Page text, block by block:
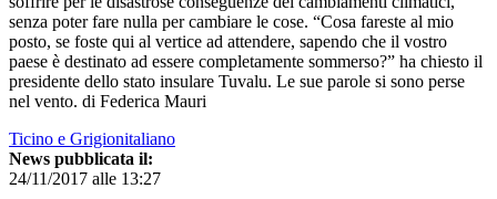
senza poter fare nulla per cambiare le cose. “Cosa fareste al mio
posto, se foste qui al vertice ad attendere, sapendo che il vostro
paese è destinato ad essere completamente sommerso?” ha chiesto il
presidente dello stato insulare Tuvalu. Le sue parole si sono perse
nel vento. di Federica Mauri
Ticino e Grigionitaliano
News pubblicata il:
24/11/2017 alle 13:27